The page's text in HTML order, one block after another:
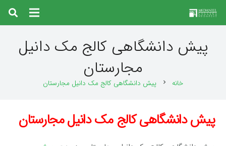
پیش دانشگاهی کالج مک دانیل
مجارستان
خانه chevron_right پیش دانشگاهی کالج مک دانیل مجارستان
پیش دانشگاهی کالج مک دانیل مجارستان